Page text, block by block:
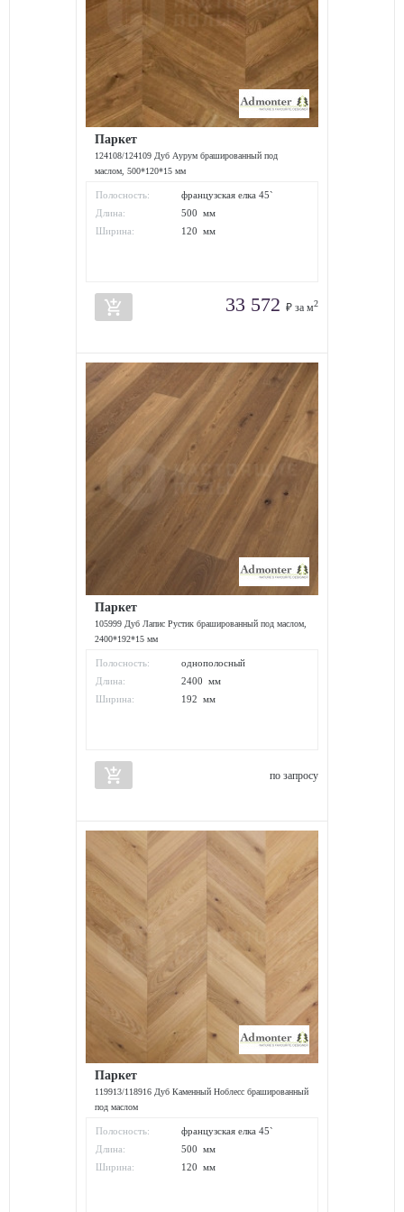
Паркет
124108/124109 Дуб Аурум брашированный под
маслом, 500*120*15 мм
Полосность:
французская елка 45`
Длина:
500 мм
Ширина:
120 мм
add_shopping_cart 33 572 ₽ за м2
Паркет
105999 Дуб Лапис Рустик брашированный под маслом,
2400*192*15 мм
Полосность:
однополосный
Длина:
2400 мм
Ширина:
192 мм
add_shopping_cart по запросу
Паркет
119913/118916 Дуб Каменный Ноблесс брашированный
под маслом
Полосность:
французская елка 45`
Длина:
500 мм
Ширина:
120 мм